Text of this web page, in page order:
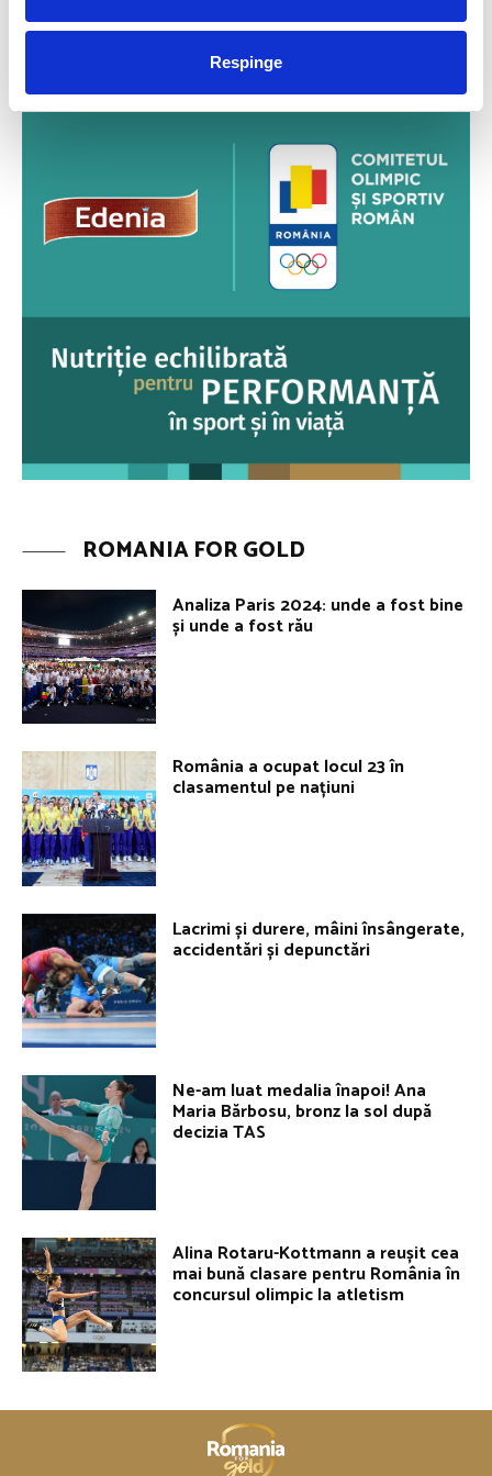
Respinge
FUELLED BY
ROMANIA FOR GOLD
Analiza Paris 2024: unde a fost bine
și unde a fost rău
România a ocupat locul 23 în
clasamentul pe națiuni
Lacrimi și durere, mâini însângerate,
accidentări și depunctări
Ne-am luat medalia înapoi! Ana
Maria Bărbosu, bronz la sol după
decizia TAS
Alina Rotaru-Kottmann a reușit cea
mai bună clasare pentru România în
concursul olimpic la atletism